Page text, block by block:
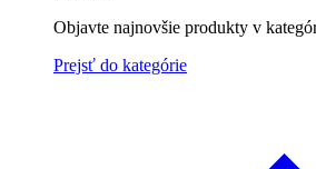
Objavte najnovšie produkty v
Prejsť do kategórie